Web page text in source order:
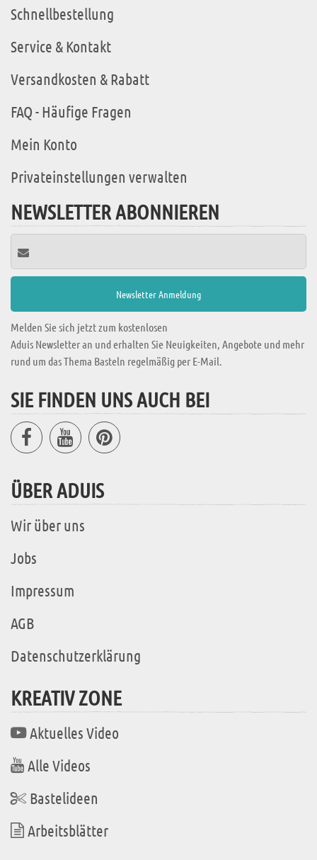
Schnellbestellung
Service & Kontakt
Versandkosten & Rabatt
FAQ - Häufige Fragen
Mein Konto
Privateinstellungen verwalten
NEWSLETTER ABONNIEREN
Melden Sie sich jetzt zum kostenlosen
Aduis Newsletter an und erhalten Sie Neuigkeiten, Angebote und mehr
rund um das Thema Basteln regelmäßig per E-Mail.
SIE FINDEN UNS AUCH BEI
ÜBER ADUIS
Wir über uns
Jobs
Impressum
AGB
Datenschutzerklärung
KREATIV ZONE
Aktuelles Video
Alle Videos
Bastelideen
Arbeitsblätter